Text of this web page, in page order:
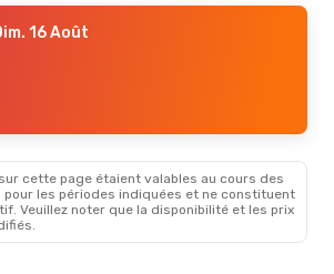
16 Août
cette page étaient valables au cours des
les périodes indiquées et ne constituent
Veuillez noter que la disponibilité et les prix